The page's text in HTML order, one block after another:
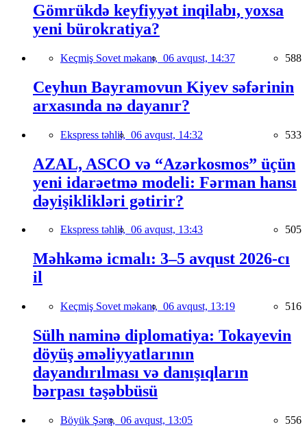
Gömrükdə keyfiyyət inqilabı, yoxsa
yeni bürokratiya?
Keçmiş Sovet məkanı, 06 avqust, 14:37 588
Ceyhun Bayramovun Kiyev səfərinin
arxasında nə dayanır?
Ekspress təhlil, 06 avqust, 14:32 533
AZAL, ASCO və “Azərkosmos” üçün
yeni idarəetmə modeli: Fərman hansı
dəyişiklikləri gətirir?
Ekspress təhlil, 06 avqust, 13:43 505
Məhkəmə icmalı: 3–5 avqust 2026-cı
il
Keçmiş Sovet məkanı, 06 avqust, 13:19 516
Sülh naminə diplomatiya: Tokayevin
döyüş əməliyyatlarının
dayandırılması və danışıqların
bərpası təşəbbüsü
Böyük Şərq, 06 avqust, 13:05 556